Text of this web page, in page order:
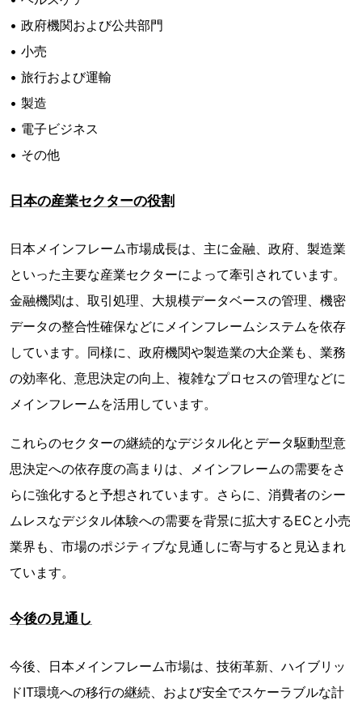
• 政府機関および公共部門
• 小売
• 旅行および運輸
• 製造
• 電子ビジネス
• その他
日本の産業セクターの役割
日本メインフレーム市場成長は、主に金融、政府、製造業
といった主要な産業セクターによって牽引されています。
金融機関は、取引処理、大規模データベースの管理、機密
データの整合性確保などにメインフレームシステムを依存
しています。同様に、政府機関や製造業の大企業も、業務
の効率化、意思決定の向上、複雑なプロセスの管理などに
メインフレームを活用しています。
これらのセクターの継続的なデジタル化とデータ駆動型意
思決定への依存度の高まりは、メインフレームの需要をさ
らに強化すると予想されています。さらに、消費者のシー
ムレスなデジタル体験への需要を背景に拡大するECと小売
業界も、市場のポジティブな見通しに寄与すると見込まれ
ています。
今後の見通し
今後、日本メインフレーム市場は、技術革新、ハイブリッ
ドIT環境への移行の継続、および安全でスケーラブルな計